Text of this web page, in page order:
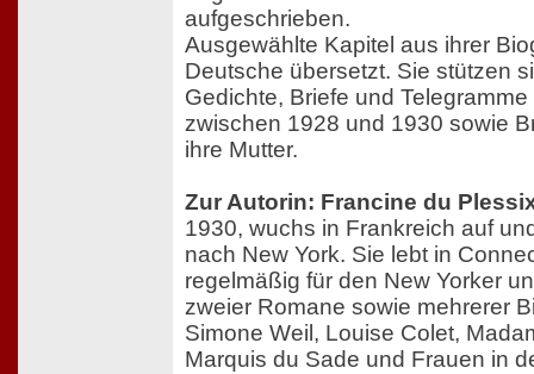
aufgeschrieben.
Ausgewählte Kapitel aus ihrer
Deutsche übersetzt. Sie stützen
Gedichte, Briefe und
zwischen 1928 und 1930 sowie
ihre Mutter.
Zur Autorin: Francine du
1930, wuchs in Frankreich auf
nach New York. Sie lebt in
regelmäßig für den New Yorker
zweier Romane sowie mehrerer
Simone Weil, Louise Colet,
Marquis du Sade und Frauen in